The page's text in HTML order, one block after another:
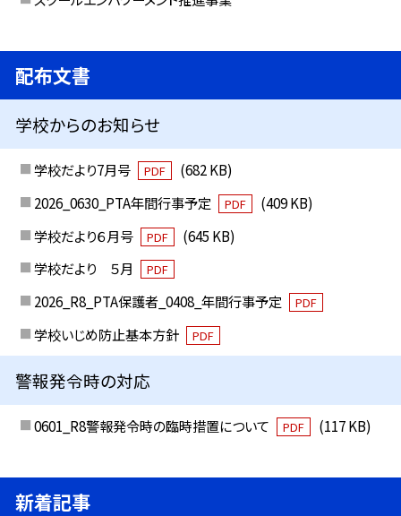
配布文書
学校からのお知らせ
学校だより7月号 PDF
(682 KB)
2026_0630_PTA年間行事予定
PDF
(409 KB)
学校だより６月号
PDF
(645 KB)
学校だより ５月
PDF
2026_R8_PTA保護者_0408_年間行事予定 PDF
学校いじめ防止基本方針 PDF
警報発令時の対応
0601_R8警報発令時の臨時措置について PDF (117 KB)
新着記事